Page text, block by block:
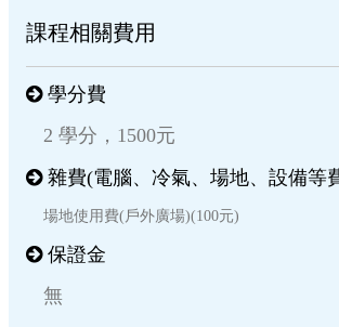
課程相關費用
學分費
2 學分，1500元
雜費(電腦、冷氣、場地、設備等
場地使用費(戶外廣場)(100元)
保證金
無